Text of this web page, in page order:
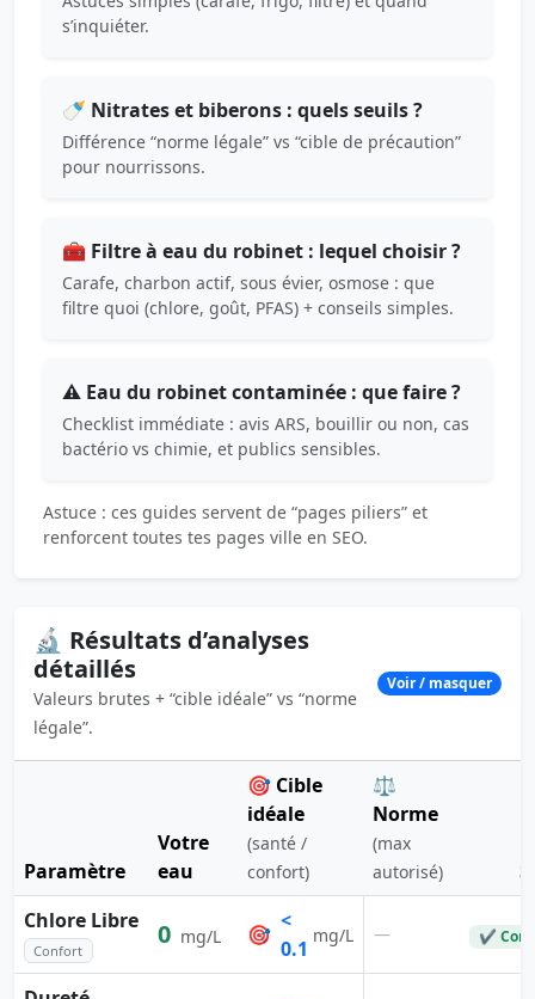
s’inquiéter.
🍼 Nitrates et biberons : quels seuils ?
Différence “norme légale” vs “cible de précaution”
pour nourrissons.
🧰 Filtre à eau du robinet : lequel choisir ?
Carafe, charbon actif, sous évier, osmose : que
filtre quoi (chlore, goût, PFAS) + conseils simples.
⚠️ Eau du robinet contaminée : que faire ?
Checklist immédiate : avis ARS, bouillir ou non, cas
bactério vs chimie, et publics sensibles.
Astuce : ces guides servent de “pages piliers” et
renforcent toutes tes pages ville en SEO.
🔬 Résultats d’analyses
détaillés
Valeurs brutes + “cible idéale” vs “norme
légale”.
Voir / masquer
Paramètre
Votre
eau
🎯 Cible
idéale
(santé /
confort)
⚖️
Norme
(max
autorisé)
Chlore Libre
Confort
0 mg/L 🎯
<
0.1
mg/L — ✔